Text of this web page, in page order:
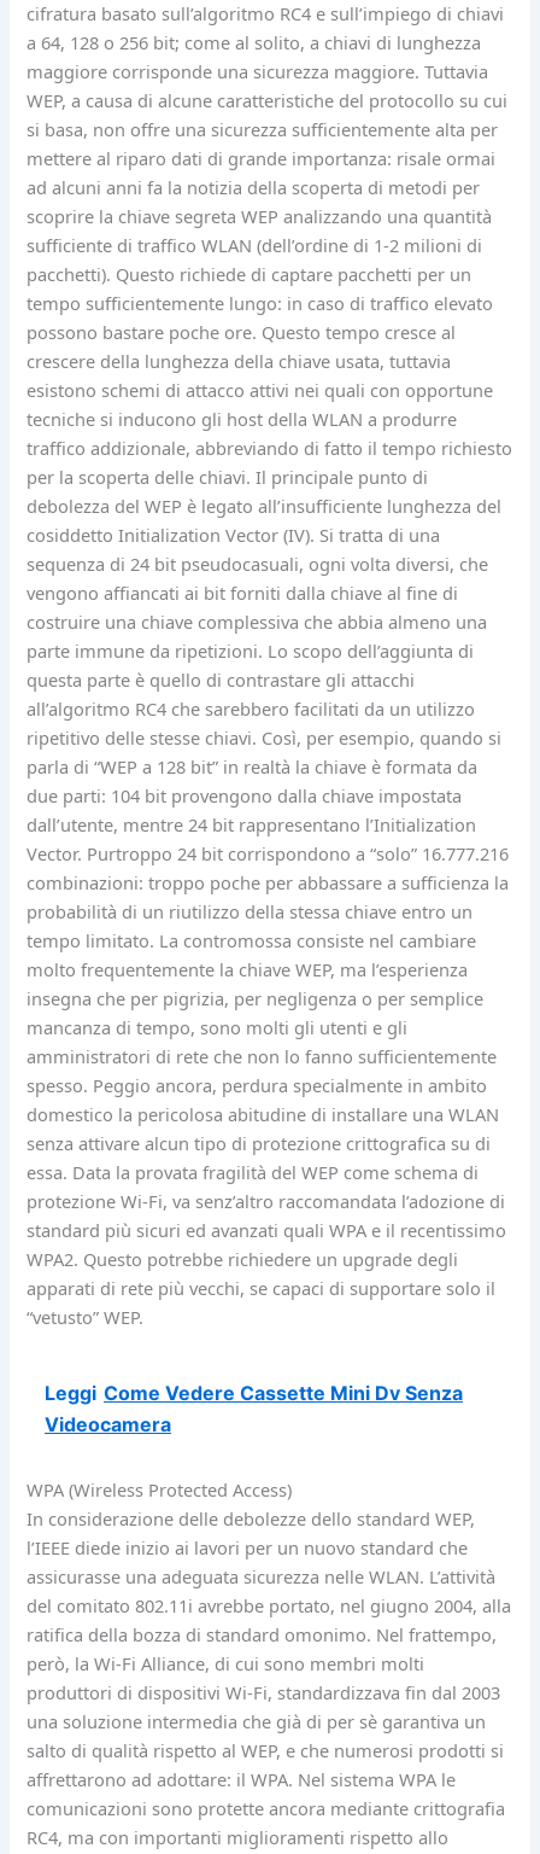
cifratura basato sull’algoritmo RC4 e sull’impiego di chiavi
a 64, 128 o 256 bit; come al solito, a chiavi di lunghezza
maggiore corrisponde una sicurezza maggiore. Tuttavia
WEP, a causa di alcune caratteristiche del protocollo su cui
si basa, non offre una sicurezza sufficientemente alta per
mettere al riparo dati di grande importanza: risale ormai
ad alcuni anni fa la notizia della scoperta di metodi per
scoprire la chiave segreta WEP analizzando una quantità
sufficiente di traffico WLAN (dell’ordine di 1-2 milioni di
pacchetti). Questo richiede di captare pacchetti per un
tempo sufficientemente lungo: in caso di traffico elevato
possono bastare poche ore. Questo tempo cresce al
crescere della lunghezza della chiave usata, tuttavia
esistono schemi di attacco attivi nei quali con opportune
tecniche si inducono gli host della WLAN a produrre
traffico addizionale, abbreviando di fatto il tempo richiesto
per la scoperta delle chiavi. Il principale punto di
debolezza del WEP è legato all’insufficiente lunghezza del
cosiddetto Initialization Vector (IV). Si tratta di una
sequenza di 24 bit pseudocasuali, ogni volta diversi, che
vengono affiancati ai bit forniti dalla chiave al fine di
costruire una chiave complessiva che abbia almeno una
parte immune da ripetizioni. Lo scopo dell’aggiunta di
questa parte è quello di contrastare gli attacchi
all’algoritmo RC4 che sarebbero facilitati da un utilizzo
ripetitivo delle stesse chiavi. Così, per esempio, quando si
parla di “WEP a 128 bit” in realtà la chiave è formata da
due parti: 104 bit provengono dalla chiave impostata
dall’utente, mentre 24 bit rappresentano l’Initialization
Vector. Purtroppo 24 bit corrispondono a “solo” 16.777.216
combinazioni: troppo poche per abbassare a sufficienza la
probabilità di un riutilizzo della stessa chiave entro un
tempo limitato. La contromossa consiste nel cambiare
molto frequentemente la chiave WEP, ma l’esperienza
insegna che per pigrizia, per negligenza o per semplice
mancanza di tempo, sono molti gli utenti e gli
amministratori di rete che non lo fanno sufficientemente
spesso. Peggio ancora, perdura specialmente in ambito
domestico la pericolosa abitudine di installare una WLAN
senza attivare alcun tipo di protezione crittografica su di
essa. Data la provata fragilità del WEP come schema di
protezione Wi-Fi, va senz’altro raccomandata l’adozione di
standard più sicuri ed avanzati quali WPA e il recentissimo
WPA2. Questo potrebbe richiedere un upgrade degli
apparati di rete più vecchi, se capaci di supportare solo il
“vetusto” WEP.
Leggi Come Vedere Cassette Mini Dv Senza
Videocamera
WPA (Wireless Protected Access)
In considerazione delle debolezze dello standard WEP,
l’IEEE diede inizio ai lavori per un nuovo standard che
assicurasse una adeguata sicurezza nelle WLAN. L’attività
del comitato 802.11i avrebbe portato, nel giugno 2004, alla
ratifica della bozza di standard omonimo. Nel frattempo,
però, la Wi-Fi Alliance, di cui sono membri molti
produttori di dispositivi Wi-Fi, standardizzava fin dal 2003
una soluzione intermedia che già di per sè garantiva un
salto di qualità rispetto al WEP, e che numerosi prodotti si
affrettarono ad adottare: il WPA. Nel sistema WPA le
comunicazioni sono protette ancora mediante crittografia
RC4, ma con importanti miglioramenti rispetto allo